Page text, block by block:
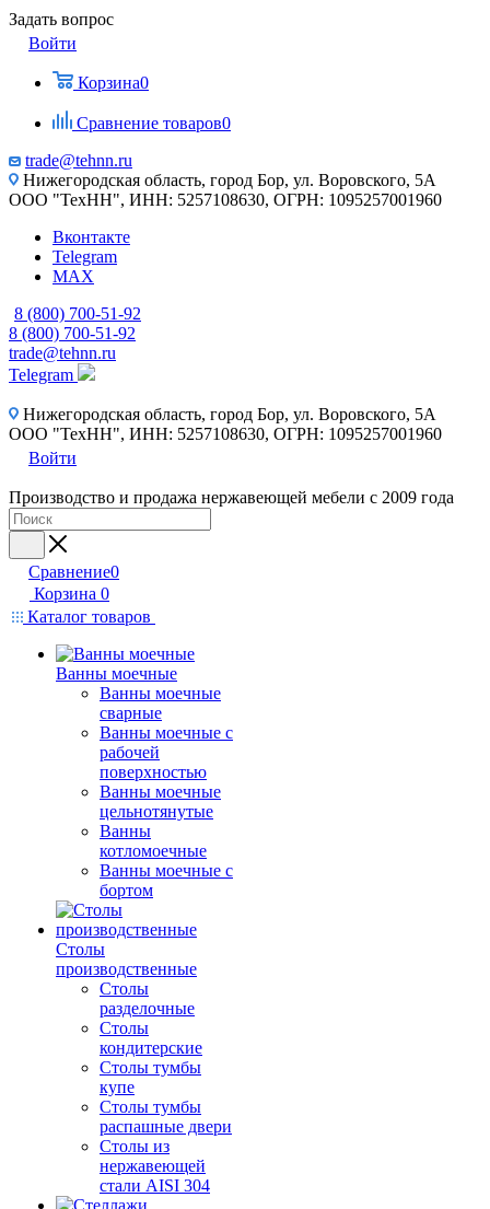
Задать вопрос
Войти
Корзина0
Сравнение товаров0
trade@tehnn.ru
Нижегородская область, город Бор, ул. Воровского, 5А
ООО "ТехНН", ИНН: 5257108630, ОГРН: 1095257001960
Вконтакте
Telegram
MAX
8 (800) 700-51-92
8 (800) 700-51-92
trade@tehnn.ru
Telegram
Нижегородская область, город Бор, ул. Воровского, 5А
ООО "ТехНН", ИНН: 5257108630, ОГРН: 1095257001960
Войти
Производство и продажа нержавеющей мебели с 2009 года
Сравнение0
Корзина 0
Каталог товаров
Ванны моечные
Ванны моечные
сварные
Ванны моечные с
рабочей
поверхностью
Ванны моечные
цельнотянутые
Ванны
котломоечные
Ванны моечные с
бортом
Столы
производственные
Столы
разделочные
Столы
кондитерские
Столы тумбы
купе
Столы тумбы
распашные двери
Столы из
нержавеющей
стали AISI 304